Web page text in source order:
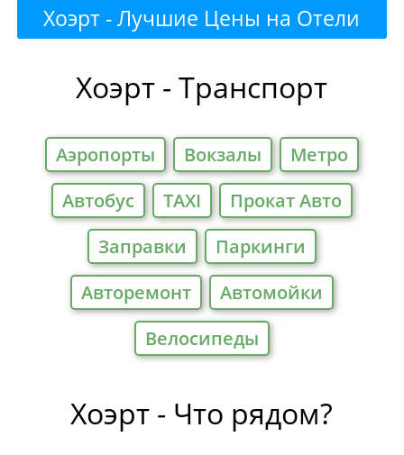
Хоэрт - Лучшие Цены на Отели
Хоэрт - Транспорт
Аэропорты Вокзалы
Метро
Автобус
TAXI
Прокат Авто
Заправки
Паркинги
Авторемонт
Автомойки
Велосипеды
Хоэрт - Что рядом?